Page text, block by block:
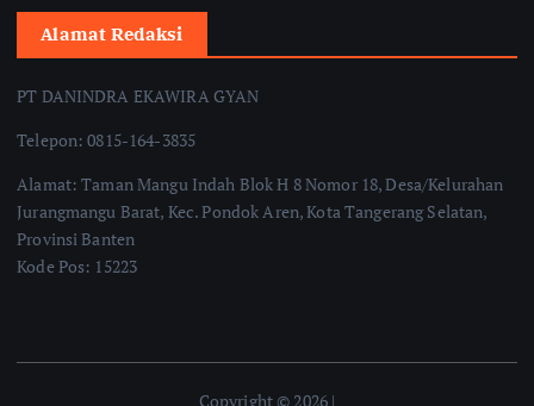
Alamat Redaksi
PT DANINDRA EKAWIRA GYAN
Telepon: 0815-164-3835
Alamat: Taman Mangu Indah Blok H 8 Nomor 18, Desa/Kelurahan
Jurangmangu Barat, Kec. Pondok Aren, Kota Tangerang Selatan,
Provinsi Banten
Kode Pos: 15223
Copyright © 2026 |